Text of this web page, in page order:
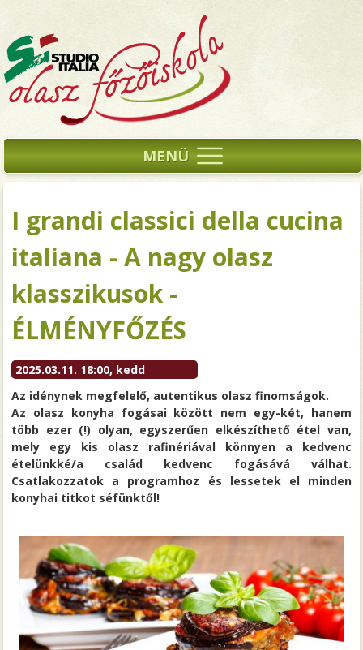
MENÜ
I grandi classici della cucina
italiana - A nagy olasz
klasszikusok -
ÉLMÉNYFŐZÉS
2025.03.11. 18:00, kedd
Az idénynek megfelelő, autentikus olasz finomságok.
Az olasz konyha fogásai között nem egy-két, hanem
több ezer (!) olyan, egyszerűen elkészíthető étel van,
mely egy kis olasz rafinériával könnyen a kedvenc
ételünkké/a család kedvenc fogásává válhat.
Csatlakozzatok a programhoz és lessetek el minden
konyhai titkot séfünktől!